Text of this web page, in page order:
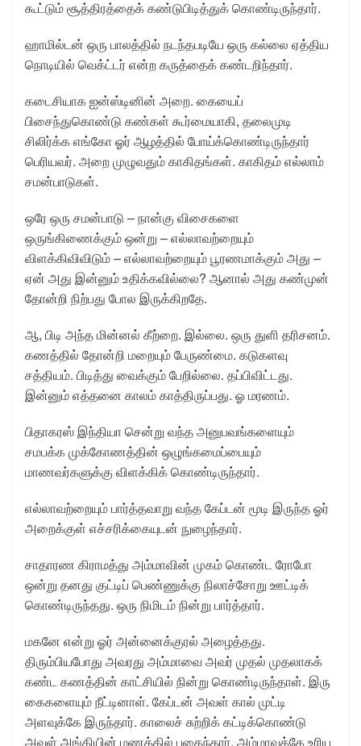
கூட்டும் சூத்திரத்தைக் கண்டுபிடித்துக் கொண்டிருந்தார்.
ஹாமில்டன் ஒரு பாலத்தில் நடந்தபடியே ஒரு கல்லை ஏத்திய
நொடியில் வெக்ட்டர் என்ற கருத்தைக் கண்டறிந்தார்.
கடைசியாக ஐன்ஸ்டினின் அறை. கையைப்
பிசைந்துகொண்டு கண்கள் கூர்மையாகி, தலைமுடி
சிலிர்க்க எங்கோ ஓர் ஆழத்தில் போய்க்கொண்டிருந்தார்
பெரியவர். அறை முழுவதும் காகிதங்கள். காகிதம் எல்லாம்
சமன்பாடுகள்.
ஒரே ஒரு சமன்பாடு – நான்கு விசைகளை
ஒருங்கிணைக்கும் ஒன்று – எல்லாவற்றையும்
விளக்கிவிவிடும் – எல்லாவற்றையும் பூரணமாக்கும் அது –
ஏன் அது இன்னும் உதிக்கவில்லை? ஆனால் அது கண்முன்
தோன்றி நிற்பது போல இருக்கிறதே.
ஆ, பிடி அந்த மின்னல் கீற்றை. இல்லை. ஒரு துளி தரிசனம்.
கணத்தில் தோன்றி மறையும் பேருண்மை. கடுகளவு
சத்தியம். பிடித்து வைக்கும் பேறில்லை. தப்பிவிட்டது.
இன்னும் எத்தனை காலம் காத்திருப்பது. ஓ மரணம்.
பிதாகரஸ் இந்தியா சென்று வந்த அனுபவங்களையும்
சமபக்க முக்கோணத்தின் ஒழுங்கமைப்பையும்
மாணவர்களுக்கு விளக்கிக் கொண்டிருந்தார்.
எல்லாவற்றையும் பார்த்தவாறு வந்த கேப்டன் மூடி இருந்த ஓர்
அறைக்குள் எச்சரிக்கையுடன் நுழைந்தார்.
சாதாரண கிராமத்து அம்மாவின் முகம் கொண்ட ரோபோ
ஒன்று தனது குட்டிப் பெண்ணுக்கு நிலாச்சோறு ஊட்டிக்
கொண்டிருந்தது. ஒரு நிமிடம் நின்று பார்த்தார்.
மகனே என்று ஓர் அன்னைக்குரல் அழைத்தது.
திரும்பியபோது அவரது அம்மாவை அவர் முதல் முதலாகக்
கண்ட கணத்தின் காட்சியில் நின்று கொண்டிருந்தாள். இரு
கைகளையும் நீட்டினாள். கேப்டன் அவள் கால் முட்டி
அளவுக்கே இருந்தார். காலைச் சுற்றிக் கட்டிக்கொண்டு
அவள் அங்கியின் மணத்தில் புதைந்தார். அம்மாவுக்கே உரிய